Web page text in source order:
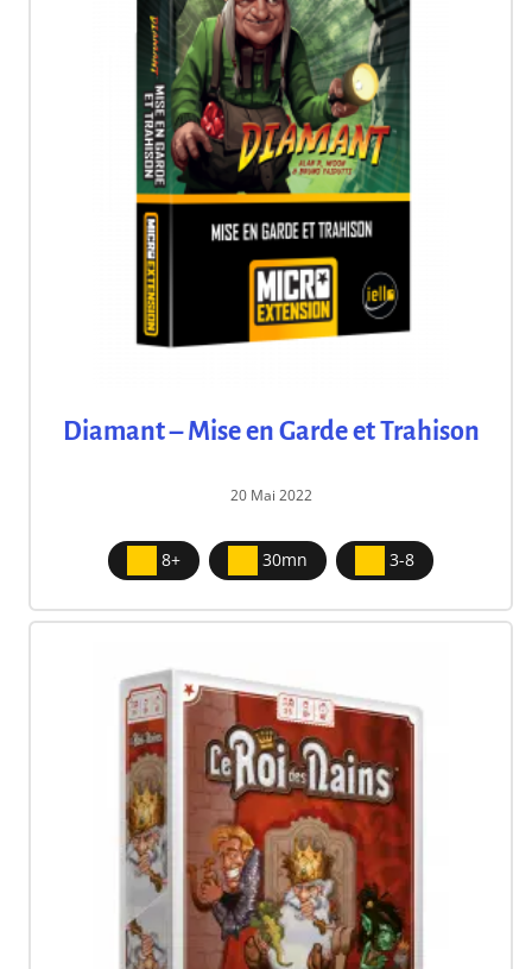
Diamant – Mise en Garde et Trahison
20 Mai 2022
8+ 30mn 3-8